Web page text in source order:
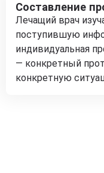
Составление
Лечащий врач
поступившую
индивидуальная
— конкретный
конкретную